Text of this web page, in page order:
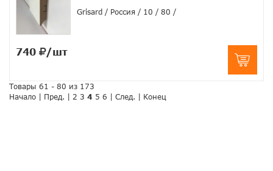
Grisard
Россия 10 80
740 /шт
Товары 61 - 80 из 173
Начало
Пред. 2 3 4 5 6 След. Конец